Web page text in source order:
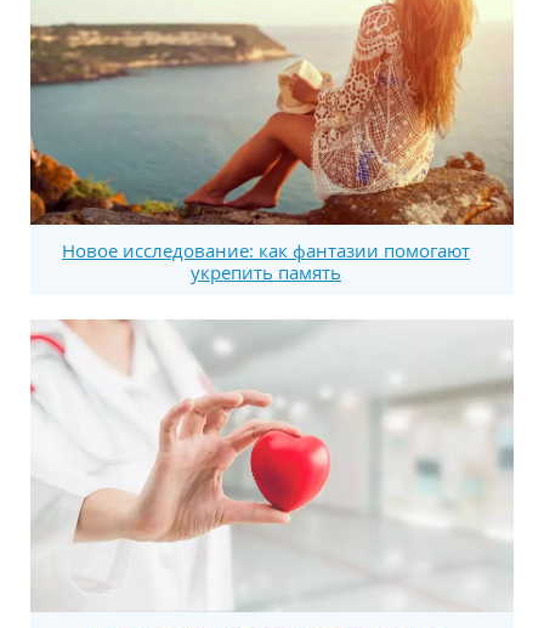
Новое исследование: как фантазии помогают
укрепить память